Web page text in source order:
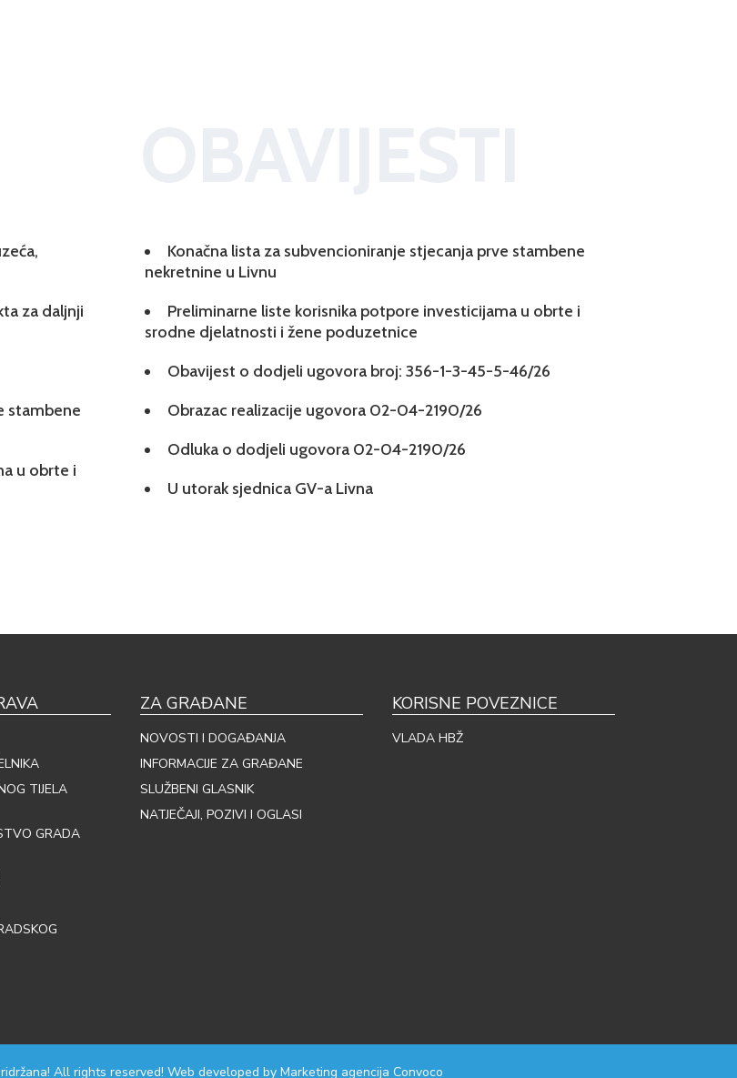
za daljnji
stambene
u obrte i
Konačna lista za subvencioniranje stjecanja prve stambene
nekretnine u Livnu
Preliminarne liste korisnika potpore investicijama u obrte i
srodne djelatnosti i žene poduzetnice
Obavijest o dodjeli ugovora broj: 356-1-3-45-5-46/26
Obrazac realizacije ugovora 02-04-2190/26
Odluka o dodjeli ugovora 02-04-2190/26
U utorak sjednica GV-a Livna
TIJELA
GRADA
ZA GRAĐANE
NOVOSTI I DOGAĐANJA
INFORMACIJE ZA GRAĐANE
SLUŽBENI GLASNIK
NATJEČAJI, POZIVI I OGLASI
KORISNE POVEZNICE
VLADA HBŽ
All rights reserved! Web developed by Marketing agencija Convoco